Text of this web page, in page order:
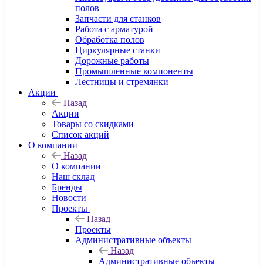
полов
Запчасти для станков
Работа с арматурой
Обработка полов
Циркулярные станки
Дорожные работы
Промышленные компоненты
Лестницы и стремянки
Акции
Назад
Акции
Товары со скидками
Список акций
О компании
Назад
О компании
Наш склад
Бренды
Новости
Проекты
Назад
Проекты
Административные объекты
Назад
Административные объекты